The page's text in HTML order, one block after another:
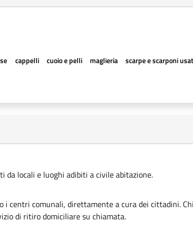
cappelli cuoio e pelli maglieria scarpe e scarponi
locali e luoghi adibiti a civile abitazione.
centri comunali, direttamente a cura dei cittadini.
di ritiro domiciliare su chiamata.